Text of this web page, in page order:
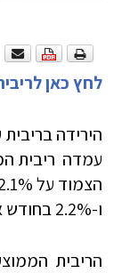
לחץ כאן
עמדה ריבית
ו-2.2% בחודש אפריל.
הריבית